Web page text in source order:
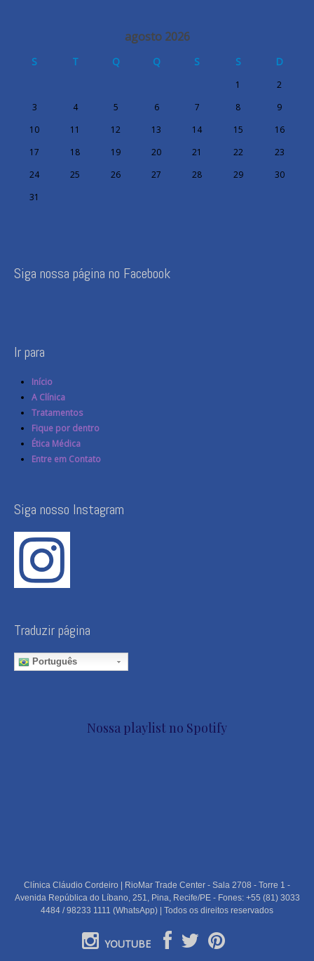
agosto 2026
S T Q Q S S D
1
2
3
4 5 6 7 8
9
10
11 12 13 14 15
16
17
18 19 20 21 22
23
24
25 26 27 28 29
30
31
Siga nossa página no Facebook
Ir para
Início
A Clínica
Tratamentos
Fique por dentro
Ética Médica
Entre em Contato
Siga nosso Instagram
Traduzir página
Português
Nossa playlist no Spotify
Clínica Cláudio Cordeiro | RioMar Trade Center - Sala 2708 - Torre 1 -
Avenida República do Líbano, 251, Pina, Recife/PE - Fones: +55 (81) 3033
4484 / 98233 1111 (WhatsApp) | Todos os direitos reservados
YOUTUBE